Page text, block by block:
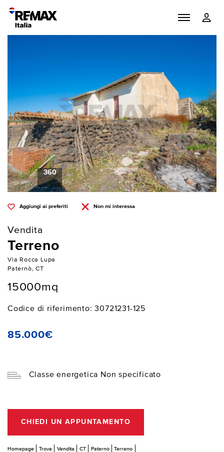
360
Aggiungi ai preferiti Non mi interessa
Vendita
Terreno
Via Rocca Lupa
Paternò, CT
15000mq
Codice di riferimento: 30721231-125
85.000€
Classe energetica Non specificato
CHIEDI UN APPUNTAMENTO
Homepage Trova Vendita CT Paternò
Terreno